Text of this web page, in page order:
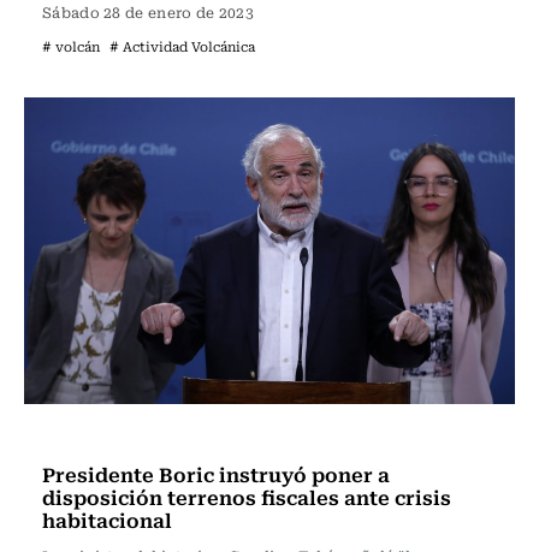
Sábado 28 de enero de 2023
# volcán # Actividad Volcánica
Presidente Boric instruyó poner a
disposición terrenos fiscales ante crisis
habitacional